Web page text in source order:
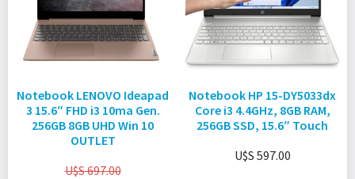
Notebook LENOVO Ideapad
3 15.6″ FHD i3 10ma Gen.
256GB 8GB UHD Win 10
OUTLET
U$S697.00
Notebook HP 15-DY5033dx
Core i3 4.4GHz, 8GB RAM,
256GB SSD, 15.6″ Touch
U$S 597.00